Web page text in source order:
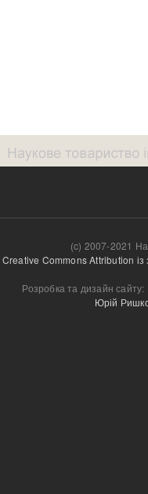
(c) 2007-2021
Creative Commons Attribution
Розробка та дизайн сайту:
Юрій